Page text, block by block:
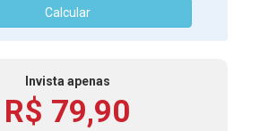
Calcular
Invista apenas
R$ 79,90